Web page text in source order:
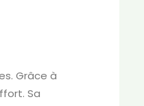
Grâce à
Sa